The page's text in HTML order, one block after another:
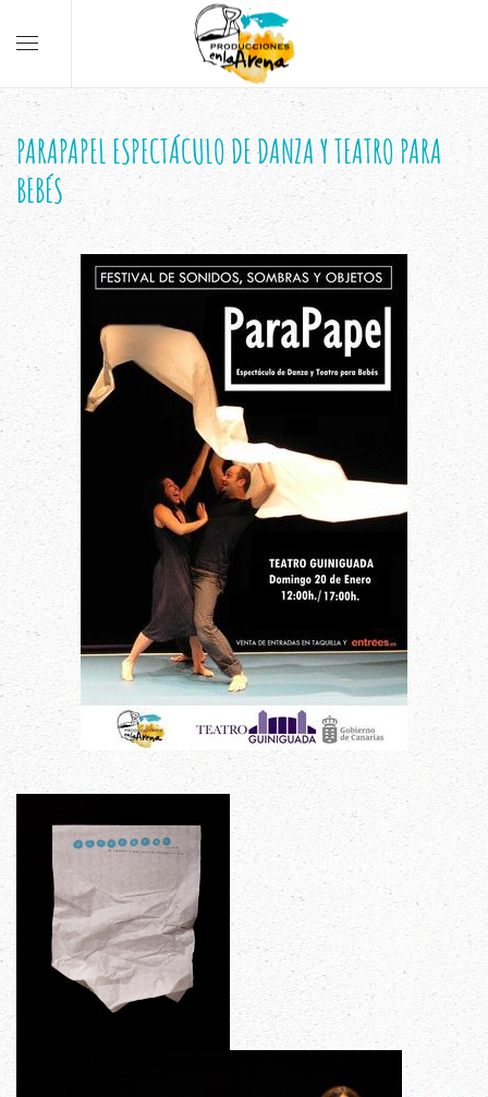
PARAPAPEL ESPECTÁCULO DE DANZA Y TEATRO PARA
BEBÉS